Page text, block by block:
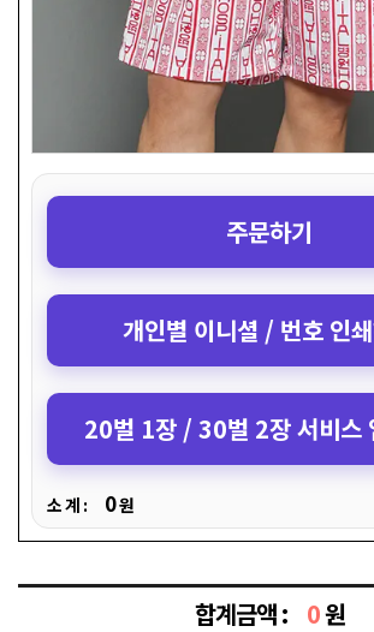
주문하기
개인별 이니셜 / 번호 인
20벌 1장 / 30벌 2장 서비스
소 계 : 0원
합계금액 : 0원